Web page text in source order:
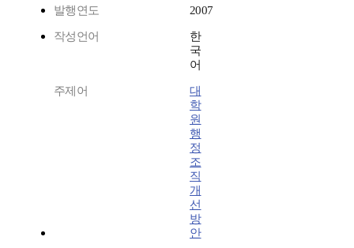
발행연도 2007
작성언어
한
국
어
주제어
대
학
원
행
정
조
직
개
선
방
안